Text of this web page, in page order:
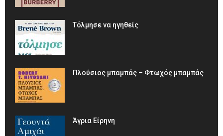
Τόλμησε να ηγηθείς
Πλούσιος μπαμπάς – Φτωχός μπαμπάς
Άγρια Είρηνη